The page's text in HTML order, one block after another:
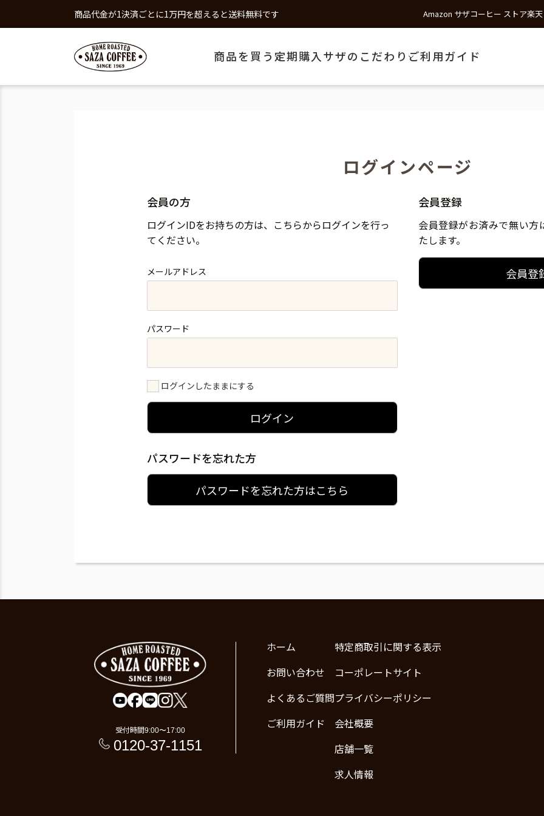
商品代金が1決済ごとに1万円を超えると送料無料です Amazon サザコーヒー ストア楽
商品を買う 定期購入 サザのこだわり ご利用ガイド
ログインページ
会員の方
ログインIDをお持ちの方は、こちらからログインを行っ
てください。
メールアドレス
パスワード
ログインしたままにする
ログイン
パスワードを忘れた方
パスワードを忘れた方はこちら
会員登録
会員登録がお済みで無い
たします。
会員登
受付時間9:00〜17:00
0120-37-1151
ホーム
お問い合わせ
よくあるご質問
ご利用ガイド
特定商取引に関する表示
コーポレートサイト
プライバシーポリシー
会社概要
店舗一覧
求人情報